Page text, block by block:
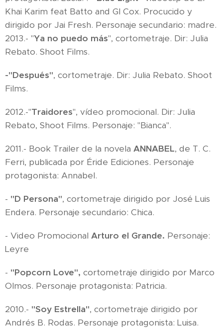
Khai Karim feat Batto and Gl Cox. Procucido y
dirigido por Jai Fresh. Personaje secundario: madre.
2013.- "Ya no puedo más", cortometraje. Dir: Julia
Rebato. Shoot Films.
-"Después", cortometraje. Dir: Julia Rebato. Shoot
Films.
2012.-"Traidores", vídeo promocional. Dir: Julia
Rebato, Shoot Films. Personaje: "Bianca".
2011.- Book Trailer de la novela ANNABEL, de T. C.
Ferri, publicada por Éride Ediciones. Personaje
protagonista: Annabel.
- "D Persona", cortometraje dirigido por José Luis
Endera. Personaje secundario: Chica.
- Video Promocional Arturo el Grande. Personaje:
Leyre
- "Popcorn Love", cortometraje dirigido por Marco
Olmos. Personaje protagonista: Patricia.
2010.- "Soy Estrella", cortometraje dirigido por
Andrés B. Rodas. Personaje protagonista: Luisa.